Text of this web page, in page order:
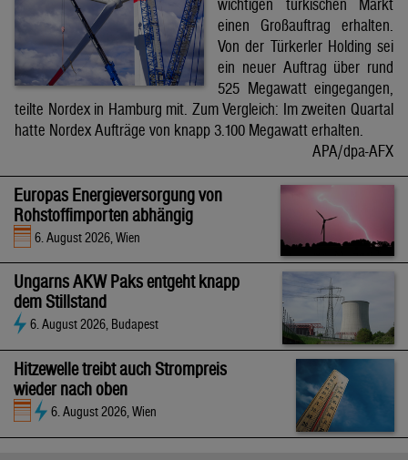
wichtigen türkischen Markt
einen Großauftrag erhalten.
Von der Türkerler Holding sei
ein neuer Auftrag über rund
525 Megawatt eingegangen,
teilte Nordex in Hamburg mit. Zum Vergleich: Im zweiten Quartal
hatte Nordex Aufträge von knapp 3.100 Megawatt erhalten.
APA/dpa-AFX
Europas Energieversorgung von
Rohstoffimporten abhängig
6. August 2026, Wien
Ungarns AKW Paks entgeht knapp
dem Stillstand
6. August 2026, Budapest
Hitzewelle treibt auch Strompreis
wieder nach oben
6. August 2026, Wien